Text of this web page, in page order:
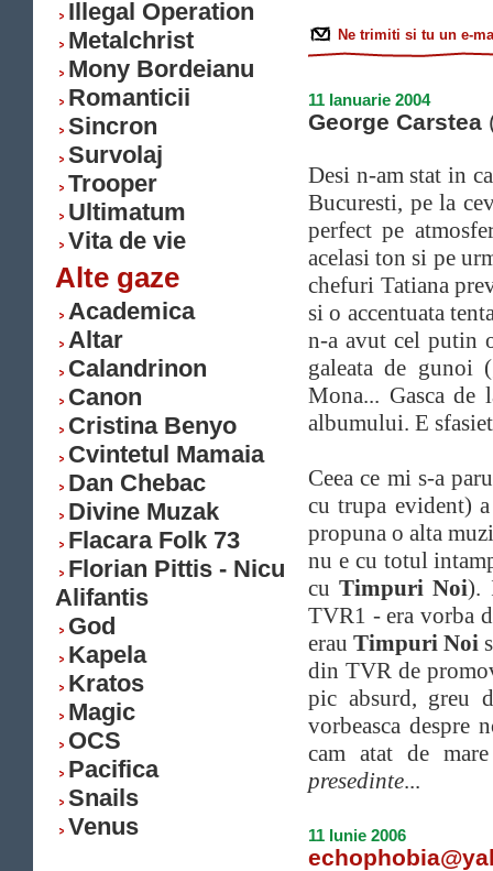
Illegal Operation
Metalchrist
Mony Bordeianu
Romanticii
Sincron
Survolaj
Trooper
Ultimatum
Vita de vie
Alte gaze
Academica
Altar
Calandrinon
Canon
Cristina Benyo
Cvintetul Mamaia
Dan Chebac
Divine Muzak
Flacara Folk 73
Florian Pittis - Nicu
Alifantis
God
Kapela
Kratos
Magic
OCS
Pacifica
Snails
Venus
Ne trimiti si tu un e-
11 Ianuarie 2004
George Carstea
Desi n-am stat in
Bucuresti, pe la
perfect pe
acelasi ton si pe
chefuri Tatiana
si o accentuata
n-a avut cel putin
galeata de gunoi
Mona... Gasca de
albumului. E
Ceea ce mi s-a
cu trupa evident)
propuna o alta
nu e cu totul
cuTimpuri Noi).
TVR1 - era vorba
erau Timpuri Noi
din TVR de
pic absurd, greu
vorbeasca
cam atat de
presedinte...
11 Iunie 2006